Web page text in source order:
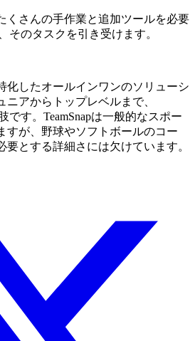
くさんの手作業と追加ツールを必要
そのタスクを引き受けます。
化したオールインワンのソリューシ
ニアからトップレベルまで、
です。TeamSnapは一般的なスポー
すが、野球やソフトボールのコー
とする詳細さには欠けています。